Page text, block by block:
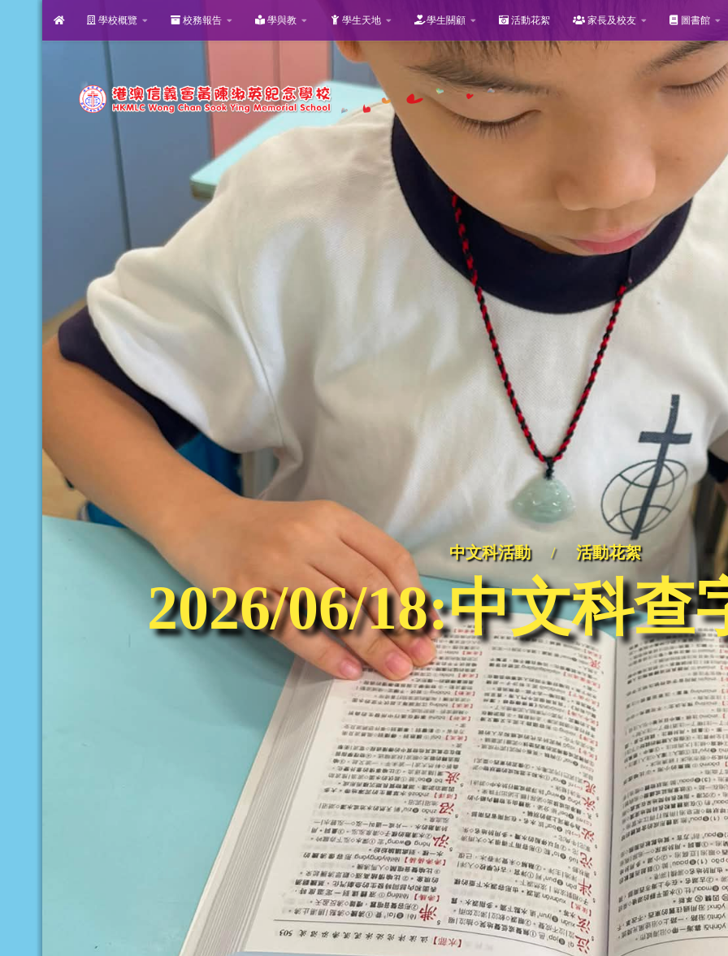
Skip to content
學校概覽 校務報告 學與教 學生天地 學生關顧 活動花絮 家長及校友 圖書館
中文科活動 / 活動花絮
2026/06/18:中文科查